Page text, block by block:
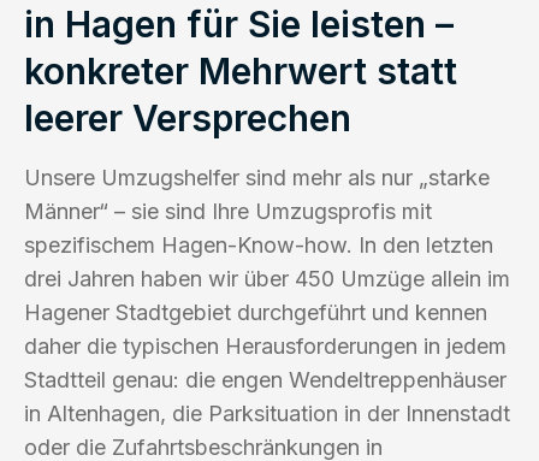
in Hagen für Sie leisten –
konkreter Mehrwert statt
leerer Versprechen
Unsere Umzugshelfer sind mehr als nur „starke
Männer“ – sie sind Ihre Umzugsprofis mit
spezifischem Hagen-Know-how. In den letzten
drei Jahren haben wir über 450 Umzüge allein im
Hagener Stadtgebiet durchgeführt und kennen
daher die typischen Herausforderungen in jedem
Stadtteil genau: die engen Wendeltreppenhäuser
in Altenhagen, die Parksituation in der Innenstadt
oder die Zufahrtsbeschränkungen in